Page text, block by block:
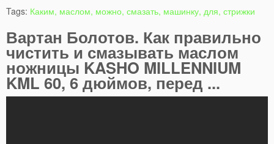
Tags: Каким, маслом, можно, смазать, машинку, для, стрижки
Вартан Болотов. Как правильно
чистить и смазывать маслом
ножницы KASHO MILLENNIUM
KML 60, 6 дюймов, перед ...